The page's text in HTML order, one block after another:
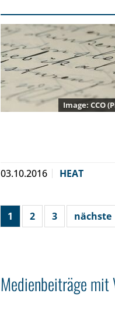
CCO
03.10.2016 HEAT
1 2 3 nächste
Medienbeiträge mit